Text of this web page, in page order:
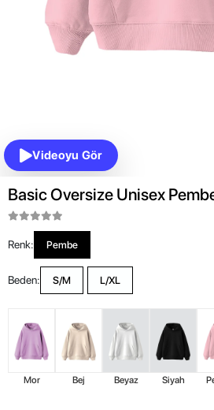
Videoyu Gör
Basic Oversize Unisex
Renk: Pembe
Beden: S/M L/XL
Mor Bej Beyaz Siyah